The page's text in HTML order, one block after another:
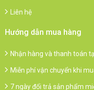
Liên hệ
Hướng dẫn mua hàng
Nhận hàng và thanh toán
Miễn phí vận chuyển khi
7 ngày đổi trả sản phẩm